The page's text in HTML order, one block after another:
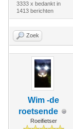
3333 x bedankt in
1413 berichten
Zoek
Wim -de
roetsende
Roeifietser